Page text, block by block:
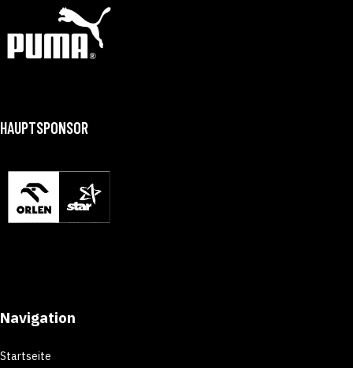
HAUPTSPONSOR
Navigation
Startseite